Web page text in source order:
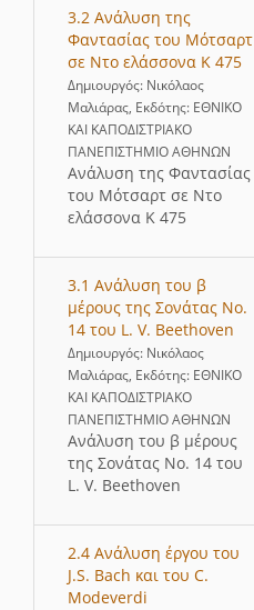
3.2 Ανάλυση της
Φαντασίας του Μότσαρτ
σε Ντο ελάσσονα K 475
Δημιουργός: Νικόλαος
Μαλιάρας, Εκδότης: ΕΘΝΙΚΟ
ΚΑΙ ΚΑΠΟΔΙΣΤΡΙΑΚΟ
ΠΑΝΕΠΙΣΤΗΜΙΟ ΑΘΗΝΩΝ
Ανάλυση της Φαντασίας
του Μότσαρτ σε Ντο
ελάσσονα K 475
3.1 Ανάλυση του β
μέρους της Σονάτας Νο.
14 του L. V. Beethoven
Δημιουργός: Νικόλαος
Μαλιάρας, Εκδότης: ΕΘΝΙΚΟ
ΚΑΙ ΚΑΠΟΔΙΣΤΡΙΑΚΟ
ΠΑΝΕΠΙΣΤΗΜΙΟ ΑΘΗΝΩΝ
Ανάλυση του β μέρους
της Σονάτας Νο. 14 του
L. V. Beethoven
2.4 Ανάλυση έργου του
J.S. Bach και του C.
Modeverdi